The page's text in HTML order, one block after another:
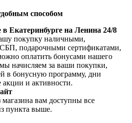
способом
Екатеринбурге на Ленина 24/8
покупку наличными,
подарочными сертификатами,
оплатить бонусами нашего
начисляем за ваши покупки,
в бонусную программу, дни
и активности.
вам доступны все
пункта выше.